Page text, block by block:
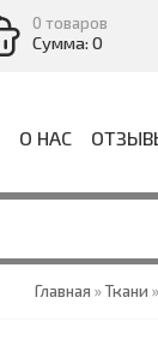
0 товаров
Сумма: 0
О НАС
Главная »Ткани »